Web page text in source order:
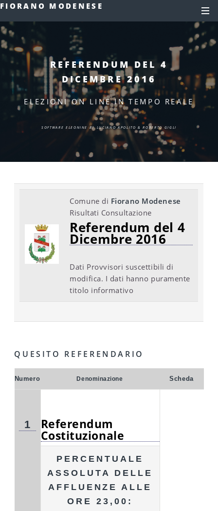
FIORANO MODENESE
REFERENDUM DEL 4
DICEMBRE 2016
ELEZIONI ON LINE IN TEMPO REALE
SOFTWARE ELEONINE BY LUCIANO APOLITO & ROBERTO GIGLI
Comune di Fiorano Modenese
Risultati Consultazione
Referendum del 4
Dicembre 2016
Dati Provvisori suscettibili di
modifica. I dati hanno puramente
titolo informativo
QUESITO REFERENDARIO
Numero Denominazione Scheda
1 Referendum
Costituzionale
PERCENTUALE
ASSOLUTA DELLE
AFFLUENZE ALLE
ORE 23,00: